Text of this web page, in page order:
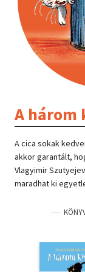
A három
A cica sokak
akkor garantált,
Vlagyimir
maradhat ki